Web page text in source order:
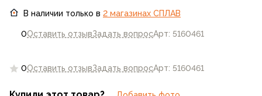
0Оставить отзывЗадать вопросАрт: 5160461
0Оставить отзывЗадать вопросАрт: 5160461
В наличии только в 2 магазинах CПЛАВ